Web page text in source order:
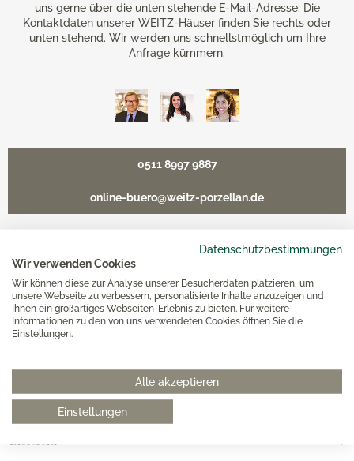
Datenschutzbestimmungen
Wir verwenden Cookies
Wir können diese zur Analyse unserer Besucherdaten platzieren, um
unsere Webseite zu verbessern, personalisierte Inhalte anzuzeigen und
Ihnen ein großartiges Webseiten-Erlebnis zu bieten. Für weitere
Informationen zu den von uns verwendeten Cookies öffnen Sie die
Einstellungen.
Alle akzeptieren
Einstellungen
uns gerne über die unten stehende E-Mail-Adresse. Die
Kontaktdaten unserer WEITZ-Häuser finden Sie rechts oder
unten stehend. Wir werden uns schnellstmöglich um Ihre
Anfrage kümmern.
0511 8997 9887
online-buero@weitz-porzellan.de
Unsere Häuser
Hannover
Hamburg AEZ
Bielefeld